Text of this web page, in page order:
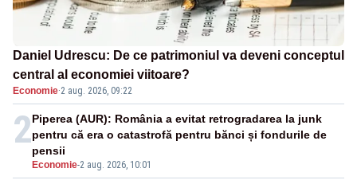
Daniel Udrescu: De ce patrimoniul va deveni conceptul
central al economiei viitoare?
Economie·2 aug. 2026, 09:22
2
Economie-2 aug. 2026, 10:01
Piperea (AUR): România a evitat retrogradarea la junk
pentru că era o catastrofă pentru bănci și fondurile de
pensii